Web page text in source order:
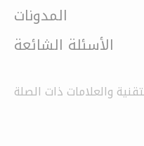
المدونات
الأسئلة الشائعة
والعلامات ذات الصلة